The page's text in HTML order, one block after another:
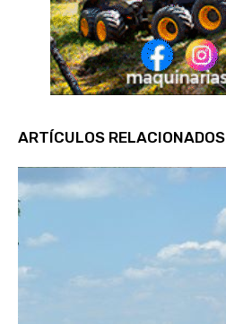
ARTÍCULOS RELACIONADOS